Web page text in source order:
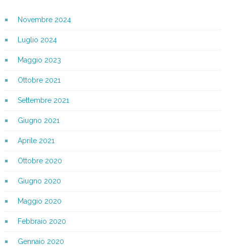
Novembre 2024
Luglio 2024
Maggio 2023
Ottobre 2021
Settembre 2021
Giugno 2021
Aprile 2021
Ottobre 2020
Giugno 2020
Maggio 2020
Febbraio 2020
Gennaio 2020